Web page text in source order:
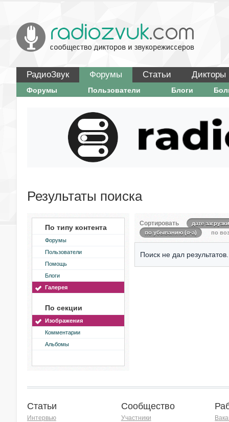
РадиоЗвук Форумы Статьи Дикторы
Форумы Пользователи Блоги
Результаты поиска
По типу контента
Форумы
Пользователи
Помощь
Блоги
Галерея
По секции
Изображения
Комментарии
Альбомы
Сортировать
дате загрузки
по убыванию (я-а)
по
Поиск не дал результатов.
Статьи
Интервью
Сообщество
Участники